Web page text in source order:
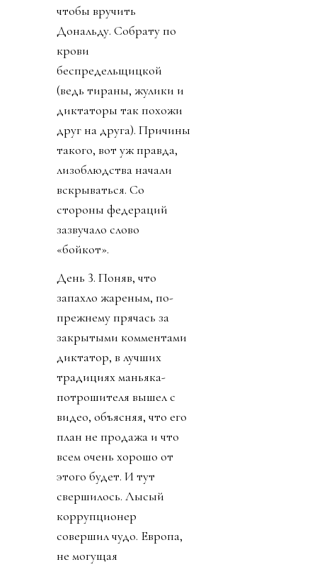
чтобы вручить
Дональду. Собрату по
крови
беспредельщицкой
(ведь тираны, жулики и
диктаторы так похожи
друг на друга). Причины
такого, вот уж правда,
лизоблюдства начали
вскрываться. Со
стороны федераций
зазвучало слово
«бойкот».
День 3. Поняв, что
запахло жареным, по-
прежнему прячась за
закрытыми комментами
диктатор, в лучших
традициях маньяка-
потрошителя вышел с
видео, объясняя, что его
план не продажа и что
всем очень хорошо от
этого будет. И тут
свершилось. Лысый
коррупционер
совершил чудо. Европа,
не могущая